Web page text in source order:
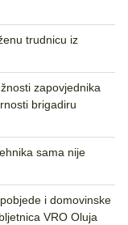
trudnicu iz
zapovjednika
brigadiru
sama nije
i domovinske
VRO Oluja